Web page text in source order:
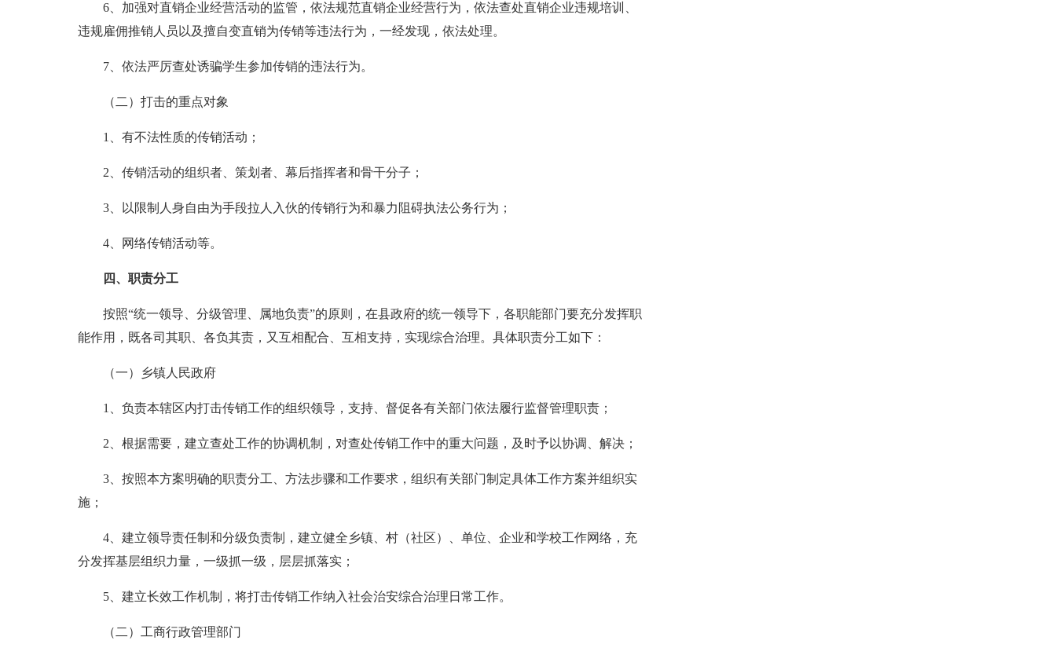
6、加强对直销企业经营活动的监管，依法规范直销企业经营行为，依法查处直销企业违规培训、
违规雇佣推销人员以及擅自变直销为传销等违法行为，一经发现，依法处理。
7、依法严厉查处诱骗学生参加传销的违法行为。
（二）打击的重点对象
1、有不法性质的传销活动；
2、传销活动的组织者、策划者、幕后指挥者和骨干分子；
3、以限制人身自由为手段拉人入伙的传销行为和暴力阻碍执法公务行为；
4、网络传销活动等。
四、职责分工
按照“统一领导、分级管理、属地负责”的原则，在县政府的统一领导下，各职能部门要充分发挥职
能作用，既各司其职、各负其责，又互相配合、互相支持，实现综合治理。具体职责分工如下：
（一）乡镇人民政府
1、负责本辖区内打击传销工作的组织领导，支持、督促各有关部门依法履行监督管理职责；
2、根据需要，建立查处工作的协调机制，对查处传销工作中的重大问题，及时予以协调、解决；
3、按照本方案明确的职责分工、方法步骤和工作要求，组织有关部门制定具体工作方案并组织实
施；
4、建立领导责任制和分级负责制，建立健全乡镇、村（社区）、单位、企业和学校工作网络，充
分发挥基层组织力量，一级抓一级，层层抓落实；
5、建立长效工作机制，将打击传销工作纳入社会治安综合治理日常工作。
（二）工商行政管理部门